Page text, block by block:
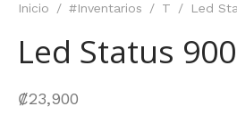
Inicio / #Inventarios / T / Led
Led Status
₡23,900